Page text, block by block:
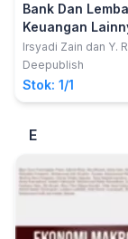
Bank Dan
Keuangan
Irsyadi Zain dan Y.
Akbar
Deepublish
Stok: 1/1
E